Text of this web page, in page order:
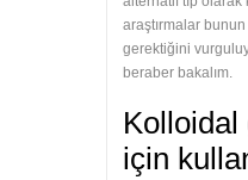
araştırmalar bunun
gerektiğini
beraber bakalım.
Kolloidal
için